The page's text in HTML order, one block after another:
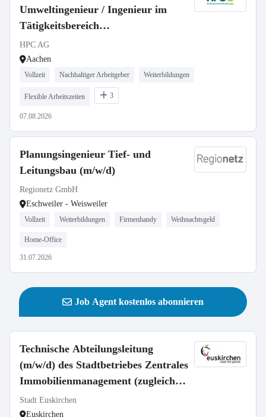
Umweltingenieur / Ingenieur im
Tätigkeitsbereich
Stadtentwässerung, Kläranlagenbau
/ Technische Ausrüstung (m/w/d)
HPC AG
Aachen
Vollzeit Nachhaltiger Arbeitgeber Weiterbildungen
Flexible Arbeitszeiten 3
07.08.2026
Planungsingenieur Tief- und
Leitungsbau (m/w/d)
Regionetz GmbH
Eschweiler - Weisweiler
Vollzeit Weiterbildungen Firmenhandy Weihnachtsgeld
Home-Office
31.07.2026
Job Agent kostenlos abonnieren
Technische Abteilungsleitung
(m/w/d) des Stadtbetriebes Zentrales
Immobilienmanagement (zugleich
stellvertretende Betriebsleitung)
Stadt Euskirchen
Euskirchen